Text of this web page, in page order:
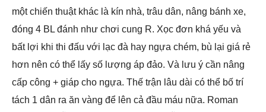
một chiến thuật khác là kín nhà, trâu dân, nâng bánh xe,
đóng 4 BL đánh như chơi cung R. Xọc đơn khá yếu và
bất lợi khi thi đấu với lạc đà hay ngựa chém, bù lại giá rẻ
hơn nên có thể lấy số lượng áp đảo. Và lưu ý cần nâng
cấp công + giáp cho ngựa. Thế trận lâu dài có thể bố trí
tách 1 dân ra ăn vàng để lên cả đầu máu nữa. Roman